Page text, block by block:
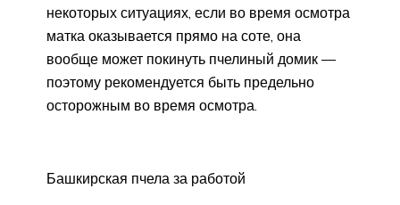
некоторых ситуациях, если во время осмотра
матка оказывается прямо на соте, она
вообще может покинуть пчелиный домик —
поэтому рекомендуется быть предельно
осторожным во время осмотра.
Башкирская пчела за работой